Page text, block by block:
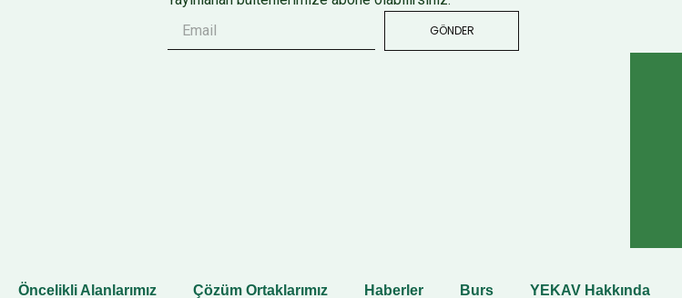
GÖNDER
Öncelikli Alanlarımız Çözüm Ortaklarımız Haberler Burs YEKAV Hakkında